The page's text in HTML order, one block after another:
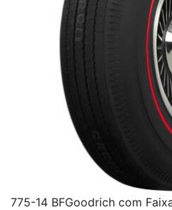
775-14 BFGoodrich com